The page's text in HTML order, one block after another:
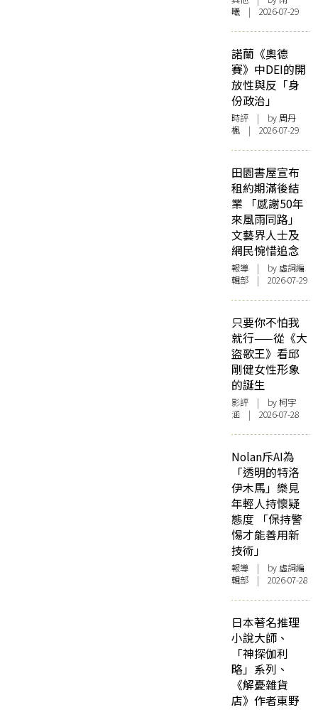
曦 | 2026-07-29
諾蘭《奧德
賽》中DEI的開
放性與反「身
份政治」
時評 | by周丹
楓 | 2026-07-29
田園書屋宣布
租約期滿後結
業 「感謝50年
來風雨同路」
文藝界人士及
網民惋惜追念
報導 | by 虛詞編
輯部 | 2026-07-29
只要你不怕我
就行——從《大
盜歌王》看邱
剛健女性形象
的誕生
影評 | by 柯宇
涵 | 2026-07-28
Nolan斥AI為
「透明的特洛
伊木馬」樂見
年輕人持懷疑
態度 「保持警
惕才能善用新
技術」
報導 | by 虛詞編
輯部 | 2026-07-28
日本著名推理
小說大師、
「神探伽利
略」系列、
《解憂雜貨
店》作者東野